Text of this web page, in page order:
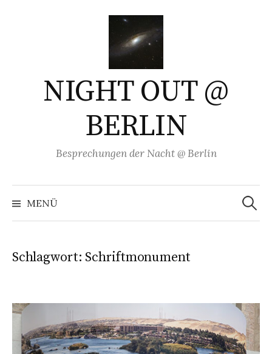
NIGHT OUT @
BERLIN
Besprechungen der Nacht @ Berlin
MENÜ
Suchen
nach:
Schlagwort: Schriftmonument